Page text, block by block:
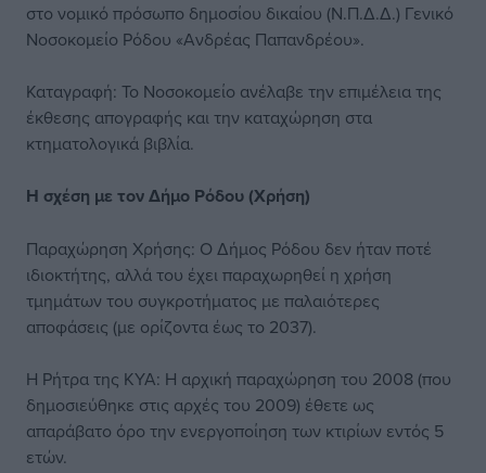
στο νομικό πρόσωπο δημοσίου δικαίου (Ν.Π.Δ.Δ.) Γενικό
Νοσοκομείο Ρόδου «Ανδρέας Παπανδρέου».
Καταγραφή: Το Νοσοκομείο ανέλαβε την επιμέλεια της
έκθεσης απογραφής και την καταχώρηση στα
κτηματολογικά βιβλία.
Η σχέση με τον Δήμο Ρόδου (Χρήση)
Παραχώρηση Χρήσης: Ο Δήμος Ρόδου δεν ήταν ποτέ
ιδιοκτήτης, αλλά του έχει παραχωρηθεί η χρήση
τμημάτων του συγκροτήματος με παλαιότερες
αποφάσεις (με ορίζοντα έως το 2037).
Η Ρήτρα της ΚΥΑ: Η αρχική παραχώρηση του 2008 (που
δημοσιεύθηκε στις αρχές του 2009) έθετε ως
απαράβατο όρο την ενεργοποίηση των κτιρίων εντός 5
ετών.